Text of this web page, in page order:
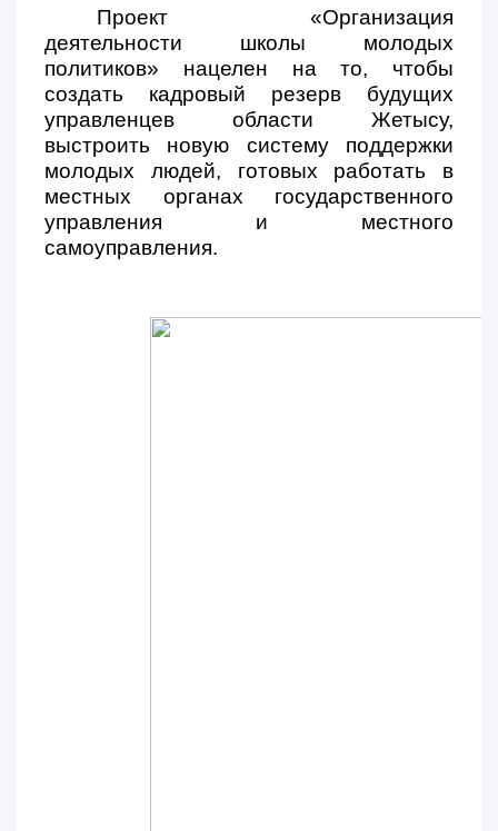
Проект «Организация
деятельности школы молодых
политиков» нацелен на то, чтобы
создать кадровый резерв будущих
управленцев области Жетысу,
выстроить новую систему поддержки
молодых людей, готовых работать в
местных органах государственного
управления и местного
самоуправления.